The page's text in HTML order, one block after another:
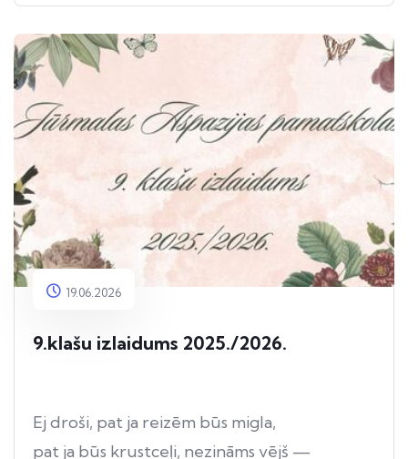
19.06.2026
9.klašu izlaidums 2025./2026.
Ej droši, pat ja reizēm būs migla,
pat ja būs krustceļi, nezināms vējš —